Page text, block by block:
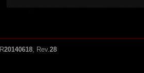
R20140618, Rev.28